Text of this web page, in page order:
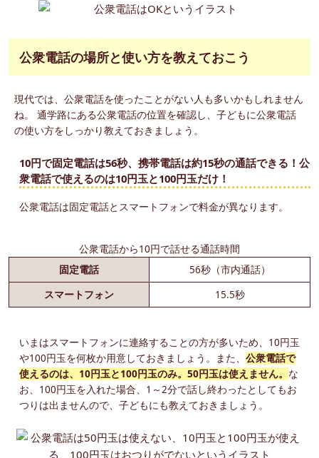
公衆電話の場所と使い方を教えておこう
現代では、公衆電話を使ったことがない人も多いかもしれません
ね。 通学路にある公衆電話の位置を確認し、子どもに公衆電話
の使い方をしっかり教えておきましょう。
10円で固定電話は56秒、携帯電話は約15秒の通話できる！公
衆電話で使えるのは10円玉と100円玉だけ！
公衆電話は固定電話とスマートフォンで料金が異なります。
公衆電話から10円で話せる通話時間
固定電話
56秒（市内通話）
スマートフォン
15.5秒
いまはスマートフォンに連絡することの方が多いため、10円玉
や100円玉を何枚か用意しておきましょう。また、 公衆電話で
使えるのは、10円玉と100円玉のみ。50円玉は使えません。 な
お、100円玉を入れた場合、1～2分で話し終わったとしてもお
つりは出ませんので、子どもにも教えておきましょう。